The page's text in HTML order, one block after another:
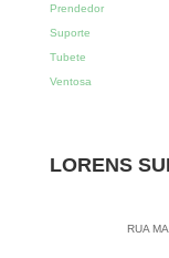
Prendedor
Suporte
Tubete
Ventosa
LORENS
RUA